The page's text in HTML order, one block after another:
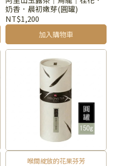
奶香．晨初嫩芽(圓罐)
NT$1,200
加入購物車
喉間綻放的花果芬芳